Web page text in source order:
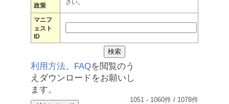
政策
さい。
マニフ
ェスト
ID
利用方法、 FAQを閲覧のう
えダウンロードをお願いし
ます。
1051 - 1060件 / 1078件